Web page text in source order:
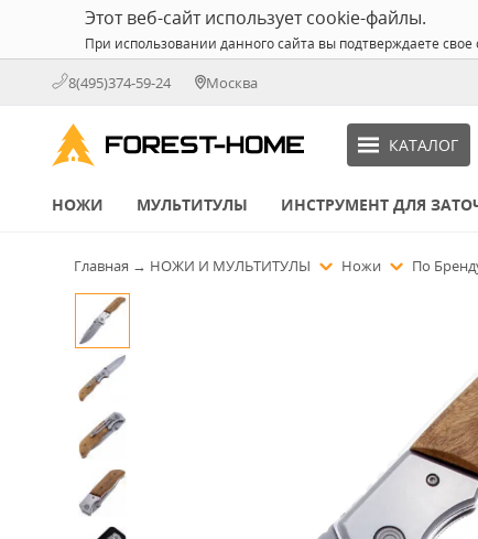
Этот веб-сайт использует cookie-файлы.
При использовании данного сайта вы подтверждаете
8(495)374-59-24 Москва
КАТАЛОГ
НОЖИ МУЛЬТИТУЛЫ ИНСТРУМЕНТ ДЛЯ
Главная → НОЖИ И МУЛЬТИТУЛЫ Ножи По